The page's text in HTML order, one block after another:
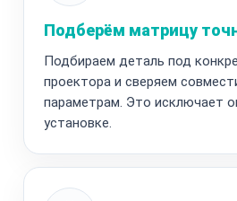
Подберём матрицу
Подбираем деталь под
проектора и сверяем
параметрам. Это исключает
установке.